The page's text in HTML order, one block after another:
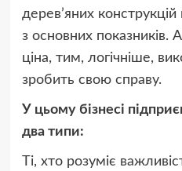
дерев’яних
з основних
ціна, тим, логічніше,
зробить свою справу.
У цьому бізнесі
два типи:
Ті, хто розуміє